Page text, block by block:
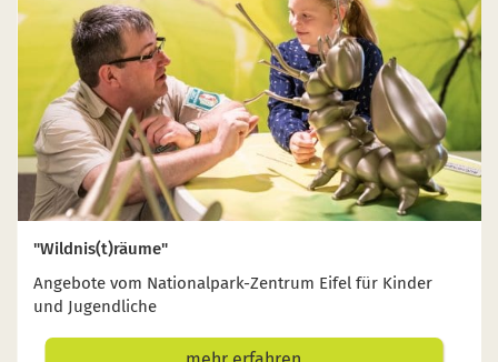
"Wildnis(t)räume"
Angebote vom Nationalpark-Zentrum Eifel für Kinder
und Jugendliche